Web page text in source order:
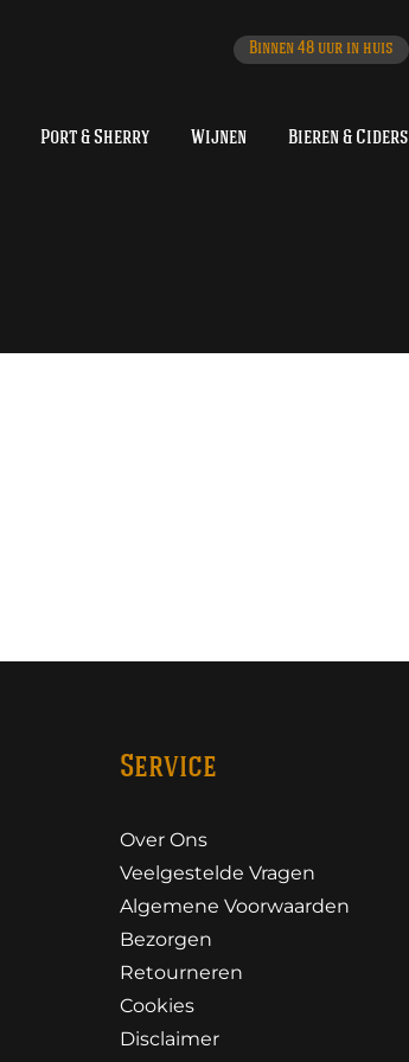
Binnen 48 uur in huis
Port & Sherry Wijnen Bieren & Ciders
Service
Over Ons
Veelgestelde Vragen
Algemene Voorwaarden
Bezorgen
Retourneren
Cookies
Disclaimer